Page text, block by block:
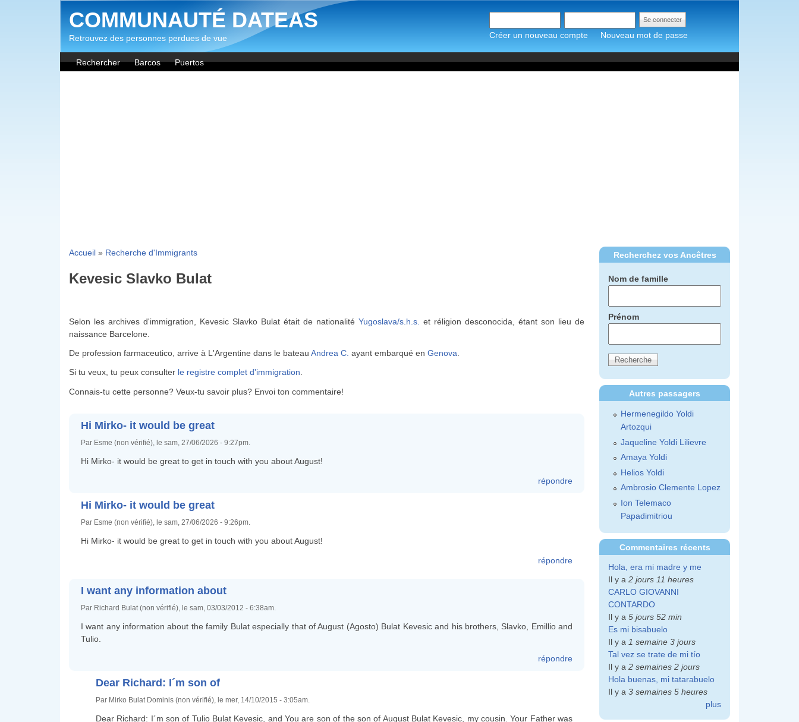
Aller au contenu principal
Créer un nouveau compte Nouveau mot de passe
COMMUNAUTÉ DATEAS
Retrouvez des personnes perdues de vue
Rechercher Barcos Puertos
Accueil» Recherche d'Immigrants
Kevesic Slavko Bulat
Selon les archives d'immigration, Kevesic Slavko Bulat était de nationalitéYugoslava/s.h.s.
et réligion desconocida, étant son lieu de
naissance Barcelone.
De profession farmaceutico, arrive à L'Argentine dans le bateau Andrea C. ayant embarqué en Genova.
Si tu veux, tu peux consulter le registre complet d'immigration.
Connais-tu cette personne? Veux-tu savoir plus? Envoi ton commentaire!
Hi Mirko- it would be great
Par Esme (non vérifié), le sam, 27/06/2026 - 9:27pm.
Hi Mirko- it would be great to get in touch with you about August!
répondre
Hi Mirko- it would be great
Par Esme (non vérifié), le sam, 27/06/2026 - 9:26pm.
Hi Mirko- it would be great to get in touch with you about August!
répondre
I want any information about
Par Richard Bulat (non vérifié), le sam, 03/03/2012 - 6:38am.
I want any information about the family Bulat especially that of August (Agosto) Bulat Kevesic and his brothers, Slavko, Emillio and
Tulio.
répondre
Dear Richard: I´m son of
Par Mirko Bulat Dominis (non vérifié), le mer, 14/10/2015 - 3:05am.
Dear Richard: I´m son of Tulio Bulat Kevesic, and You are son of the son of August Bulat Kevesic, my cousin. Your Father was
Recherchez vos Ancêtres
Nom de famille
Prénom
Autres passagers
Hermenegildo Yoldi
Artozqui
Jaqueline Yoldi Lilievre
Amaya Yoldi
Helios Yoldi
Ambrosio Clemente Lopez
Ion Telemaco
Papadimitriou
Commentaires récents
Hola, era mi madre y me
Il y a2 jours 11 heures
CARLO GIOVANNI
CONTARDO
Il y a5 jours 52 min
Es mi bisabuelo
Il y a 1 semaine 3 jours
Tal vez se trate de mi tío
Il y a2 semaines 2 jours
Hola buenas, mi tatarabuelo
Il y a3 semaines 5 heures
plus